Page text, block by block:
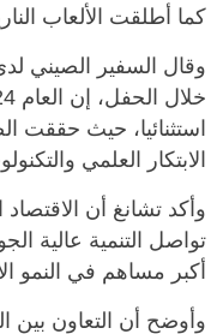
كما أطلقت الألعاب
وقال السفير الصيني
استثنائيا، حيث حققت
الابتكار العلمي
وأكد تشانغ أن
تواصل التنمية عالية
أكبر مساهم في النمو
وأوضح أن التعاون بين